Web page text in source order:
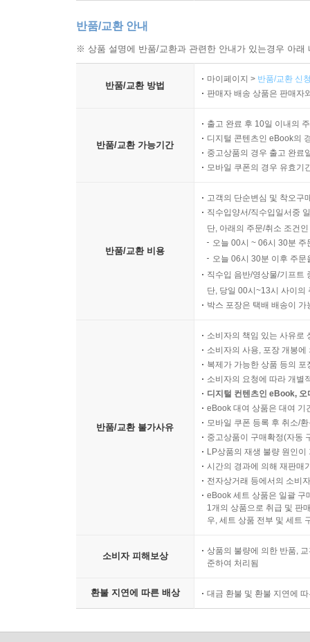
반품/교환 안내
※ 상품 설명에 반품/교환과 관련한 안내가 있는경우 아
반품/교환 방법
마이페이지 > 반품/교환 신
판매자 배송 상품은 판매자
반품/교환 가능기간
출고 완료 후 10일 이내의
디지털 콘텐츠인 eBook의
중고상품의 경우 출고 완료
모바일 쿠폰의 경우 유효기
반품/교환 비용
고객의 단순변심 및 착오구
직수입양서/직수입일서중
단, 아래의 주문/취소 조건
오늘 00시 ~ 06시 30분
오늘 06시 30분 이후 주
직수입 음반/영상물/기프트
단, 당일 00시~13시 사이의
박스 포장은 택배 배송이
반품/교환 불가사유
소비자의 책임 있는 사유로
소비자의 사용, 포장 개봉
복제가 가능한 상품 등의
소비자의 요청에 따라 개별
디지털 컨텐츠인 eBook,
eBook 대여 상품은 대여 기
모바일 쿠폰 등록 후 취소/
중고상품이 구매확정(자동
LP상품의 재생 불량 원인
시간의 경과에 의해 재판매
전자상거래 등에서의 소비
eBook 세트 상품은 일괄 구
1개의 상품으로 취급 및 판
우, 세트 상품 전부 및 세트
소비자 피해보상
상품의 불량에 의한 반품,
준하여 처리됨
환불 지연에 따른 배상 대금 환불 및 환불 지연에